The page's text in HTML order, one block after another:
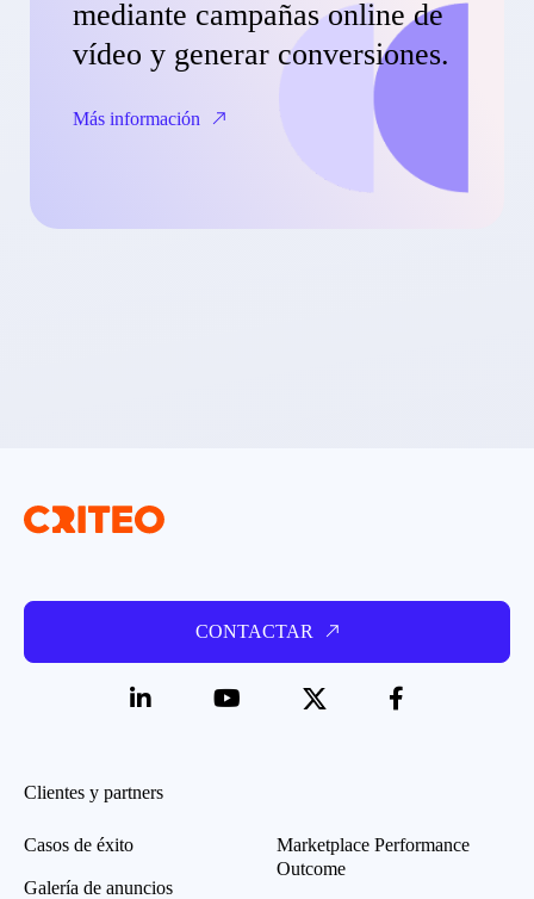
mediante campañas online de
vídeo y generar conversiones.
Más información
CONTACTAR
Clientes y partners
Casos de éxito
Galería de anuncios
Marketplace Performance
Outcome